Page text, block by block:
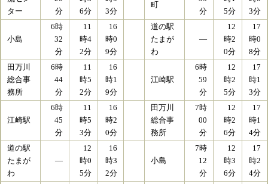
ター
分
6分
3分
町
分
5分
3分
小島
6時
32
分
11
時4
2分
16
時0
9分
道の駅
たまが
わ
―
12
時2
0分
17
時0
8分
田万川
総合事
務所
6時
44
分
11
時5
2分
16
時1
9分
江崎駅
6時
59
分
12
時2
5分
17
時1
3分
江崎駅
6時
45
分
11
時5
3分
16
時2
0分
田万川
総合事
務所
7時
00
分
12
時2
6分
17
時1
4分
道の駅
たまが
わ
―
12
時0
5分
16
時3
2分
小島
7時
12
分
12
時3
6分
17
時2
4分